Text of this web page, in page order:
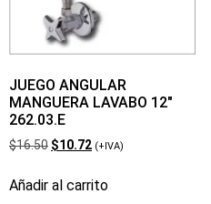
JUEGO ANGULAR
MANGUERA LAVABO 12″
262.03.E
$16.50 $10.72 (+IVA)
Añadir al carrito